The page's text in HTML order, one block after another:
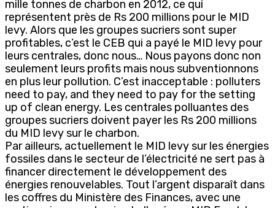
mille tonnes de charbon en 2012, ce qui
représentent près de Rs 200 millions pour le MID
levy. Alors que les groupes sucriers sont super
profitables, c’est le CEB qui a payé le MID levy pour
leurs centrales, donc nous… Nous payons donc non
seulement leurs profits mais nous subventionnons
en plus leur pollution. C’est inacceptable : polluters
need to pay, and they need to pay for the setting
up of clean energy. Les centrales polluantes des
groupes sucriers doivent payer les Rs 200 millions
du MID levy sur le charbon.
Par ailleurs, actuellement le MID levy sur les énergies
fossiles dans le secteur de l’électricité ne sert pas à
financer directement le développement des
énergies renouvelables. Tout l’argent disparaît dans
les coffres du Ministère des Finances, avec une